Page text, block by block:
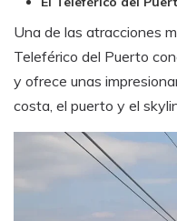
Una de las atracciones
Teleférico del Puerto
y ofrece unas
costa, el puerto y el